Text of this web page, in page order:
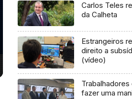
Carlos Teles
da Calheta
Estrangeiros
direito a
(vídeo)
fazer uma